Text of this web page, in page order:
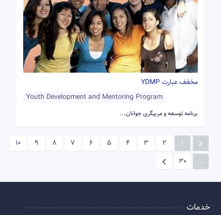
مخفف عبارت YDMP
Youth Development and Mentoring Program
برنامه توسعه و مربیگری جوانان...
1
2
3
4
5
6
7
8
9
10
...
30
خدمات